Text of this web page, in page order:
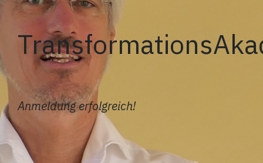
Anmeldung erfolgreich!